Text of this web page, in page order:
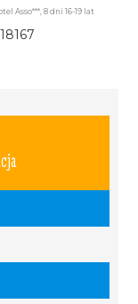
Asso***, 8 dni 16-19 lat